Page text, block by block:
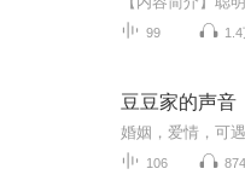
99
豆豆家的声音
婚姻，爱情，可
106